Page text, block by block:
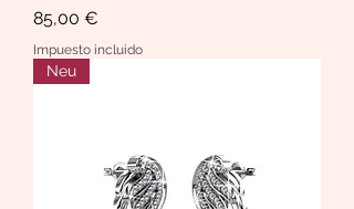
Precio
85,00 €
Impuesto incluido
Neu